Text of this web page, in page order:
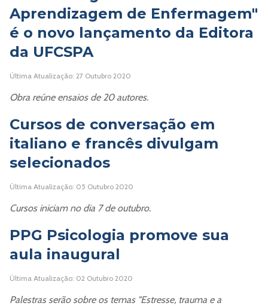
Aprendizagem de Enfermagem"
é o novo lançamento da Editora
da UFCSPA
Última Atualização: 27 Outubro 2020
Obra reúne ensaios de 20 autores.
Cursos de conversação em
italiano e francês divulgam
selecionados
Última Atualização: 05 Outubro 2020
Cursos iniciam no dia 7 de outubro.
PPG Psicologia promove sua
aula inaugural
Última Atualização: 02 Outubro 2020
Palestras serão sobre os temas "Estresse, trauma e a